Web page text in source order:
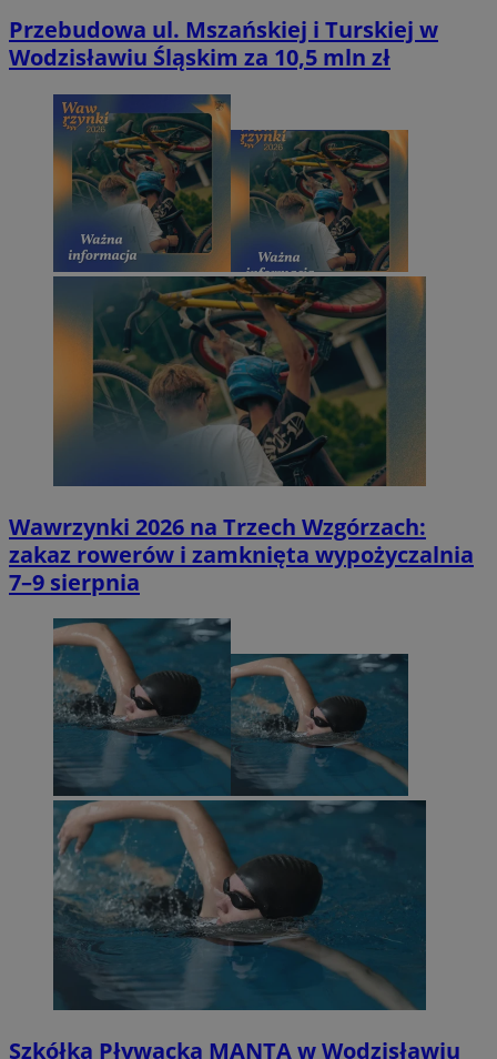
Przebudowa ul. Mszańskiej i Turskiej w
Wodzisławiu Śląskim za 10,5 mln zł
Wawrzynki 2026 na Trzech Wzgórzach:
zakaz rowerów i zamknięta wypożyczalnia
7–9 sierpnia
Szkółka Pływacka MANTA w Wodzisławiu